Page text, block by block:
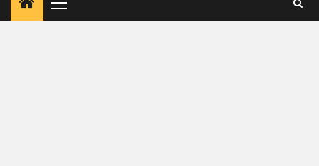
Primary
Menu